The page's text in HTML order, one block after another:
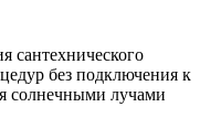
сантехнического
без подключения к
солнечными лучами